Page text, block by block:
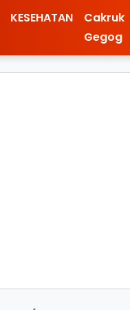
KESEHATAN
Cakruk
Gegog